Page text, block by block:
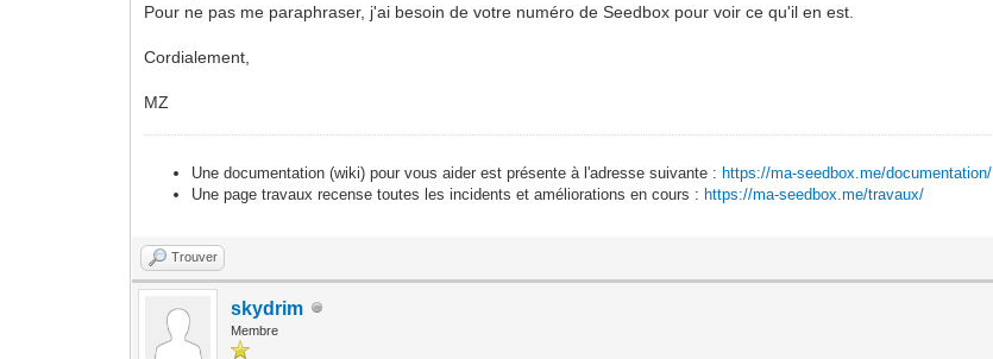
Pour ne pas me paraphraser, j'ai besoin de votre numéro de Seedbox pour voir ce qu'il en est.
Cordialement,
MZ
Une documentation (wiki) pour vous aider est présente à l'adresse suivante : https://ma-seedbox.me/documentation/
Une page travaux recense toutes les incidents et améliorations en cours : https://ma-seedbox.me/travaux/
Trouver
skydrim
Membre